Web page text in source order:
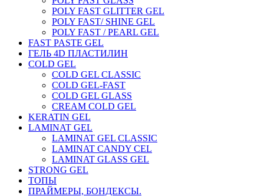
POLY FAST GLITTER GEL
POLY FAST/ SHINE GEL
POLY FAST / PEARL GEL
FAST PASTE GEL
ГЕЛЬ 4D ПЛАСТИЛИН
COLD GEL
COLD GEL CLASSIC
COLD GEL-FAST
COLD GEL GLASS
CREAM COLD GEL
KERATIN GEL
LAMINAT GEL
LAMINAT GEL CLASSIС
LAMINAT CANDY CEL
LAMINAT GLASS GEL
STRONG GEL
ТОПЫ
ПРАЙМЕРЫ, БОНДЕКСЫ.